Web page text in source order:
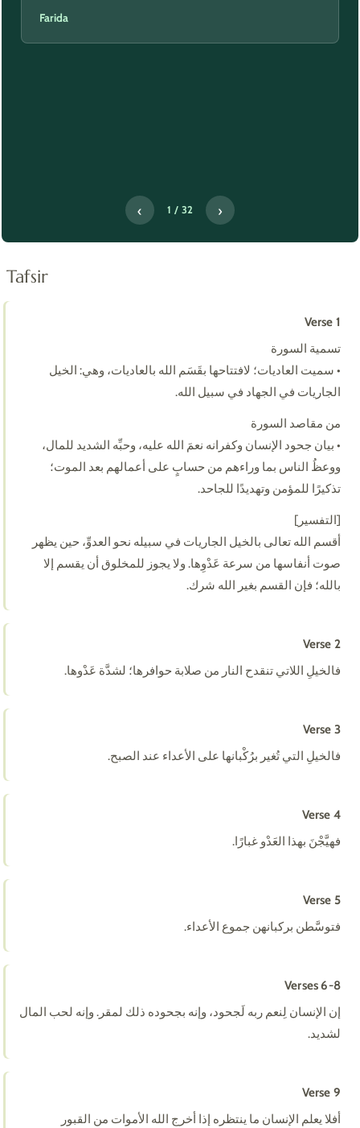
‹ 2 / 32 ›
Tafsir
Verse 1
تسمية السورة
• سميت العاديات؛ لافتتاحها بقَسَم الله بالعاديات، وهي: الخيل
الجاريات في الجهاد في سبيل الله.
من مقاصد السورة
• بيان جحود الإنسان وكفرانه نعمَ الله عليه، وحبِّه الشديد للمال،
ووعظُ الناس بما وراءهم من حسابٍ على أعمالهم بعد الموت؛
تذكيرًا للمؤمن وتهديدًا للجاحد.
[التفسير]
أقسم الله تعالى بالخيل الجاريات في سبيله نحو العدوِّ، حين يظهر
صوت أنفاسها من سرعة عَدْوِها. ولا يجوز للمخلوق أن يقسم إلا
بالله؛ فإن القسم بغير الله شرك.
Verse 2
فالخيلِ اللاتي تنقدح النار من صلابة حوافرها؛ لشدَّة عَدْوها.
Verse 3
فالخيلِ التي تُغير برُكْبانها على الأعداء عند الصبح.
Verse 4
فهيَّجْنَ بهذا العَدْو غبارًا.
Verse 5
فتوسَّطن بركبانهن جموع الأعداء.
Verses 6-8
إن الإنسان لِنعم ربه لَجحود، وإنه بجحوده ذلك لمقر. وإنه لحب المال
لشديد.
Verse 9
أفلا يعلم الإنسان ما ينتظره إذا أخرج الله الأموات من القبور